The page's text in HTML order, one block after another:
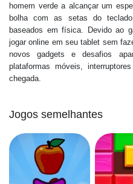
homem verde a alcançar um
bolha com as setas do teclado
baseados em física. Devido ao
jogar online em seu tablet sem
novos gadgets e desafios
plataformas móveis,
chegada.
Jogos semelhantes